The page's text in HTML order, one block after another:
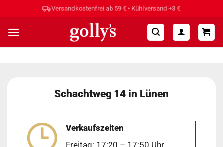
springen
Versandkostenfrei ab 59 € • Kühlversand +3 €
Schachtweg 14 in Lünen
Verkaufszeiten
Freitag: 17:20 – 17:50 Uhr